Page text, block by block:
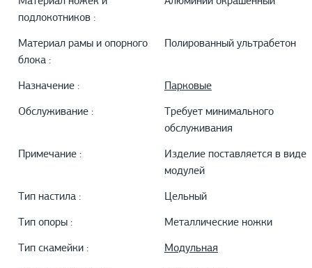
подлокотников :
Материал рамы и опорного
блока :
Полированный ультрабетон
Назначение : Парковые
Обслуживание :
Требует минимального
обслуживания
Примечание :
Изделие поставляется в виде
модулей
Тип настила : Цельный
Тип опоры : Металлические ножки
Тип скамейки : Модульная